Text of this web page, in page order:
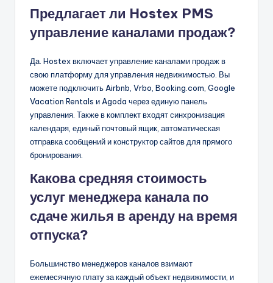
Предлагает ли Hostex PMS
управление каналами продаж?
Да. Hostex включает управление каналами продаж в
свою платформу для управления недвижимостью. Вы
можете подключить Airbnb, Vrbo, Booking.com, Google
Vacation Rentals и Agoda через единую панель
управления. Также в комплект входят синхронизация
календаря, единый почтовый ящик, автоматическая
отправка сообщений и конструктор сайтов для прямого
бронирования.
Какова средняя стоимость
услуг менеджера канала по
сдаче жилья в аренду на время
отпуска?
Большинство менеджеров каналов взимают
ежемесячную плату за каждый объект недвижимости, и